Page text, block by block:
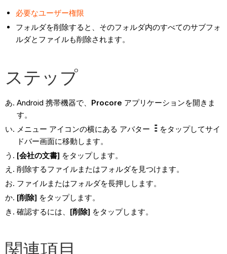
必要なユーザー権限
フォルダを削除すると、そのフォルダ内のすべてのサブフォ
ルダとファイルも削除されます。
ステップ
Android 携帯機器で、 Procore アプリケーションを開きま
す。
メニュー アイコンの横にある アバター
をタップしてサイ
ドバー画面に移動します。
[会社の文書] をタップします。
削除するファイルまたはフォルダを見つけます。
ファイルまたはフォルダを長押しします。
[削除] をタップします。
確認するには、 [削除] をタップします。
関連項目